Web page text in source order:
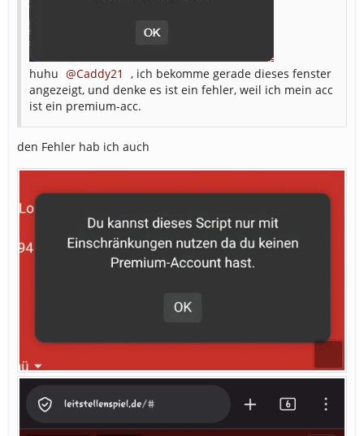
huhu Caddy21
, ich bekomme gerade dieses fenster
angezeigt, und denke es ist ein fehler, weil ich mein acc
ist ein premium-acc.
den Fehler hab ich auch